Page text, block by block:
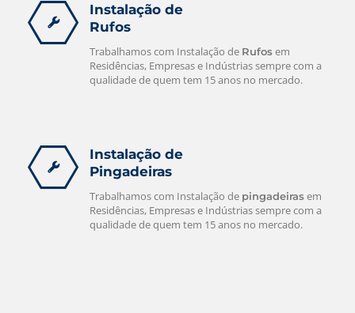
Instalação de
Rufos
Trabalhamos com Instalação de Rufosem
Residências, Empresas e Indústrias sempre com a
qualidade de quem tem 15 anos no mercado.
Instalação de
Pingadeiras
Trabalhamos com Instalação de pingadeirasem
Residências, Empresas e Indústrias sempre com a
qualidade de quem tem 15 anos no mercado.